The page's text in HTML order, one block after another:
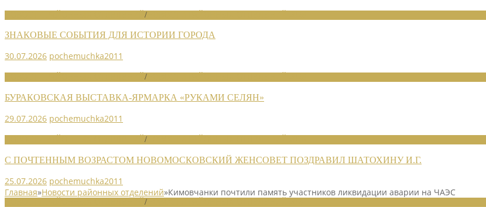
/
ЗНАКОВЫЕ СОБЫТИЯ ДЛЯ ИСТОРИИ ГОРОДА
30.07.2026 pochemuchka2011
/
БУРАКОВСКАЯ ВЫСТАВКА-ЯРМАРКА «РУКАМИ СЕЛЯН»
29.07.2026 pochemuchka2011
/
С ПОЧТЕННЫМ ВОЗРАСТОМ НОВОМОСКОВСКИЙ ЖЕНСОВЕТ ПОЗДРАВИЛ ШАТОХИНУ И.Г.
25.07.2026 pochemuchka2011
Главная»Новости районных отделений»Кимовчанки почтили память участников ликвидации аварии на ЧАЭС
/